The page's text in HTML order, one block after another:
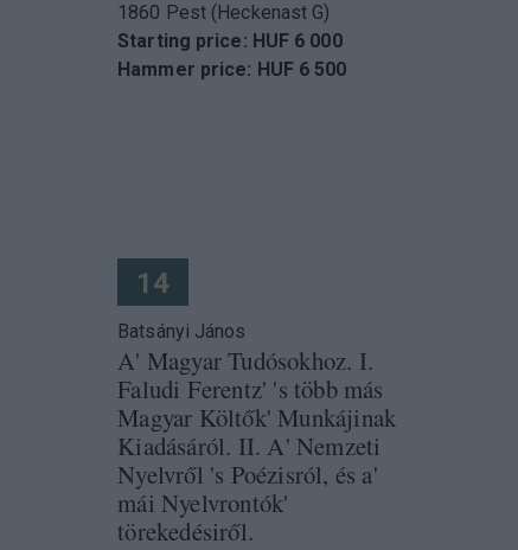
1860 Pest (Heckenast G)
Starting price: HUF 6 000
Hammer price: HUF 6 500
14
Batsányi János
A' Magyar Tudósokhoz. I.
Faludi Ferentz' 's több más
Magyar Költők' Munkájinak
Kiadásáról. II. A' Nemzeti
Nyelvről 's Poézisról, és a'
mái Nyelvrontók'
törekedésiről.